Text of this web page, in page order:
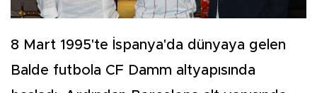
8 Mart 1995'te İspanya'da dünyaya gelen
Balde futbola CF Damm altyapısında